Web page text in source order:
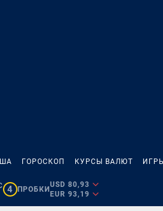
ГОРОСКОП КУРСЫ ВАЛЮТ
4 ПРОБКИ
USD 80,93
EUR 93,19